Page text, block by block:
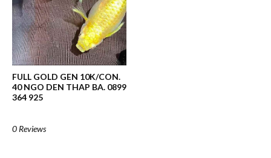
FULL GOLD GEN 10K/CON.
40 NGO DEN THAP BA. 0899
364 925
0 Reviews